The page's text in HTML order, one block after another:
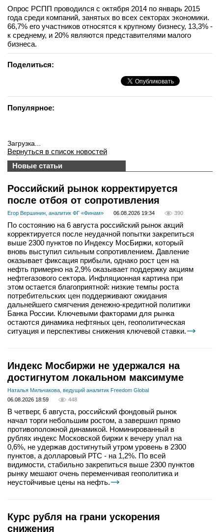
Опрос РСПП проводился с октября 2014 по январь 2015
года среди компаний, занятых во всех секторах экономики.
66,7% его участников относятся к крупному бизнесу, 13,3% -
к среднему, и 20% являются представителями малого
бизнеса.
Поделиться:
Популярное:
Загрузка...
Вернуться в список новостей
Новые статьи
Российский рынок корректируется
после отбоя от сопротивления
Егор Вершинин, аналитик ФГ «Финам» 06.08.2026 19:34 390
По состоянию на 6 августа российский рынок акций
корректируется после неудачной попытки закрепиться
выше 2300 пунктов по Индексу МосБиржи, который
вновь выступил сильным сопротивлением. Давление
оказывает фиксация прибыли, однако рост цен на
нефть примерно на 2,9% оказывает поддержку акциям
нефтегазового сектора. Инфляционная картина при
этом остается благоприятной: низкие темпы роста
потребительских цен поддерживают ожидания
дальнейшего смягчения денежно-кредитной политики
Банка России. Ключевыми факторами для рынка
остаются динамика нефтяных цен, геополитическая
ситуация и перспективы снижения ключевой ставки.
Индекс Мосбиржи не удержался на
достигнутом локальном максимуме
Наталья Мильчакова, ведущий аналитик Freedom Global
06.08.2026 18:59
448
В четверг, 6 августа, российский фондовый рынок
начал торги небольшим ростом, а завершил прямо
противоположной динамикой. Номинированный в
рублях индекс Московской биржи к вечеру упал на
0,6%, не удержав достигнутый утром уровень в 2300
пунктов, а долларовый РТС - на 1,2%. По всей
видимости, стабильно закрепиться выше 2300 пунктов
рынку мешают очень переменчивая геополитика и
неустойчивые цены на нефть.
Курс рубля на грани ускорения
снижения